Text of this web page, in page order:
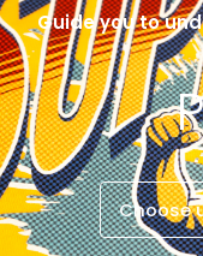
Guide you to
Choose